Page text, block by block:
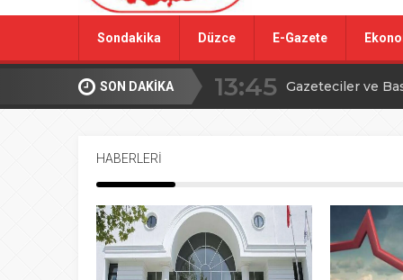
Sondakika Düzce E-Gazete
SON DAKİKA 13:45 Gazeteciler ve
00:39 Ahmet
16:09 TBMM’de
HABERLERİ